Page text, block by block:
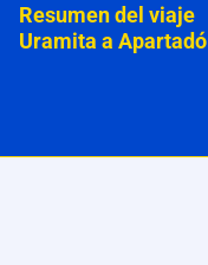
Resumen del viaje
Uramita a Apartadó